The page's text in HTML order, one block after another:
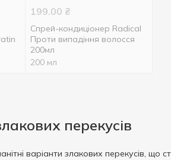
199.00 ₴
Спрей-кондиціонер Radical
Проти випадіння волосся
200мл
200 мл
перекусів
варіанти злакових перекусів,